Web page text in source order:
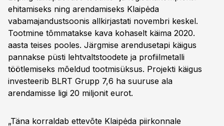
ehitamiseks ning arendamiseks Klaipėda
vabamajandustsoonis allkirjastati novembri keskel.
Tootmine tõmmatakse kava kohaselt käima 2020.
aasta teises pooles. Järgmise arendusetapi käigus
pannakse püsti lehtvaltstoodete ja profiilmetalli
töötlemiseks mõeldud tootmisüksus. Projekti käigus
investeerib BLRT Grupp 7,6 ha suuruse ala
arendamisse ligi 20 miljonit eurot.
„Täna korraldab ettevõte Klaipėda piirkonnale